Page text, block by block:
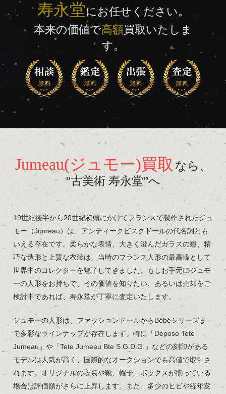
寿永堂にお任せください。
本来の価値で高額買取いたしま
す。
Jumeau(ジュモー)買取 なら、
”古美術 寿永堂”へ
19世紀後半から20世紀初頭にかけてフランスで製作されたジュ
モー（Jumeau）は、アンティークビスクドールの代名詞とも
いえる存在です。柔らかな表情、大きく澄んだガラスの瞳、精
巧な造形と上質な衣装は、当時のフランス人形の最高峰として
世界中のコレクターを魅了してきました。もしお手元にジュモ
ーの人形をお持ちで、その価値を知りたい、あるいは売却をご
検討中であれば、寿永堂が丁寧に査定いたします。
ジュモーの人形は、ファッションドールからBébéシリーズま
で多彩なラインナップが存在します。特に「Depose Tete
Jumeau」や「Tete Jumeau Bte S.G.D.G.」などの刻印がある
モデルは人気が高く、国際的なオークションでも高値で取引さ
れます。オリジナルの衣装や靴、帽子、ボックスが揃っている
場合は評価額がさらに上昇します。また、多少のヒビや経年変